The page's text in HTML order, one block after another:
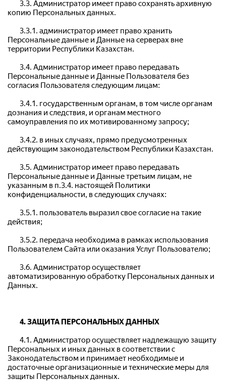
копию Персональных данных.
Персональные данные и Данные на серверах вне
территории Республики Казахстан.
Персональные данные и Данные Пользователя без
согласия Пользователя следующим лицам:
дознания и следствия, и органам местного
самоуправления по их мотивированному запросу;
действующим законодательством Республики Казахстан.
Персональные данные и Данные третьим лицам, не
указанным в п.3.4. настоящей Политики
конфиденциальности, в следующих случаях:
действия;
Пользователем Сайта или оказания Услуг Пользователю;
автоматизированную обработку Персональных данных и
Данных.
4. ЗАЩИТА ПЕРСОНАЛЬНЫХ ДАННЫХ
Персональных и иных данных в соответствии с
Законодательством и принимает необходимые и
достаточные организационные и технические меры для
защиты Персональных данных.